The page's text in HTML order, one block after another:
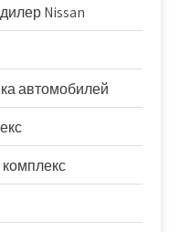
Nissan
автомобилей